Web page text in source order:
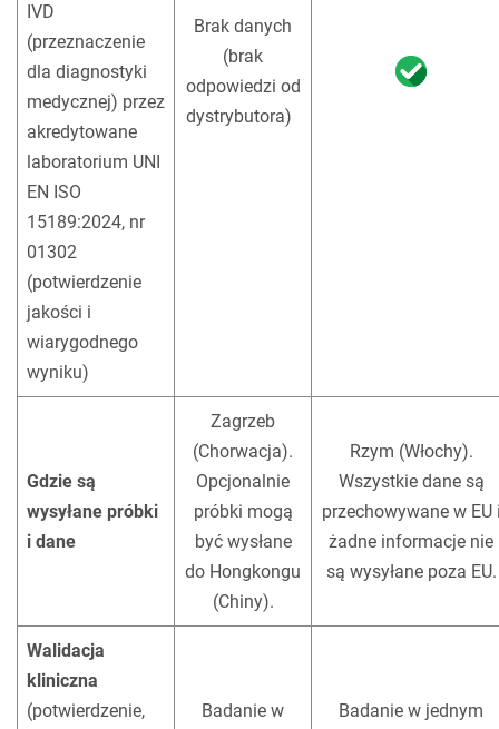
IVD
(przeznaczenie
dla diagnostyki
medycznej) przez
akredytowane
laboratorium UNI
EN ISO
15189:2024, nr
01302
(potwierdzenie
jakości i
wiarygodnego
wyniku)
Brak danych
(brak
odpowiedzi od
dystrybutora)
Gdzie są
wysyłane próbki
i dane
Zagrzeb
(Chorwacja).
Opcjonalnie
próbki mogą
być wysłane
do Hongkongu
(Chiny).
Rzym (Włochy).
Wszystkie dane są
przechowywane w EU
żadne informacje nie
są wysyłane poza EU.
Walidacja
kliniczna
(potwierdzenie,
Badanie w
Badanie w jednym